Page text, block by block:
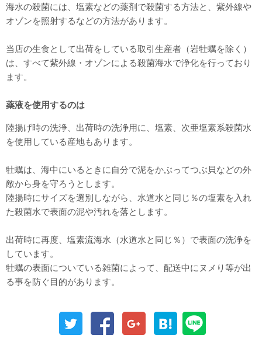
海水の殺菌には、塩素などの薬剤で殺菌する方法と、紫外線や
オゾンを照射するなどの方法があります。
当店の生食として出荷をしている取引生産者（岩牡蠣を除く）
は、すべて紫外線・オゾンによる殺菌海水で浄化を行っており
ます。
薬液を使用するのは
陸揚げ時の洗浄、出荷時の洗浄用に、塩素、次亜塩素系殺菌水
を使用している産地もあります。
牡蠣は、海中にいるときに自分で泥をかぶってつぶ貝などの外
敵から身を守ろうとします。
陸揚時にサイズを選別しながら、水道水と同じ％の塩素を入れ
た殺菌水で表面の泥や汚れを落とします。
出荷時に再度、塩素流海水（水道水と同じ％）で表面の洗浄を
しています。
牡蠣の表面についている雑菌によって、配送中にヌメり等が出
る事を防ぐ目的があります。